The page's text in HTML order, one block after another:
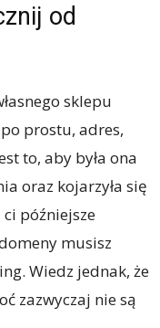
od
sklepu
prostu, adres,
to, aby była ona
oraz kojarzyła się
ci późniejsze
musisz
Wiedz jednak, że
zazwyczaj nie są